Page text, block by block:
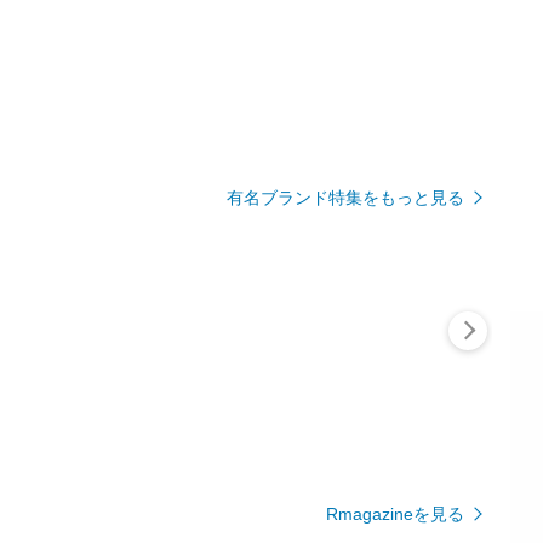
有名ブランド特集をもっと見る
Rmagazineを見る